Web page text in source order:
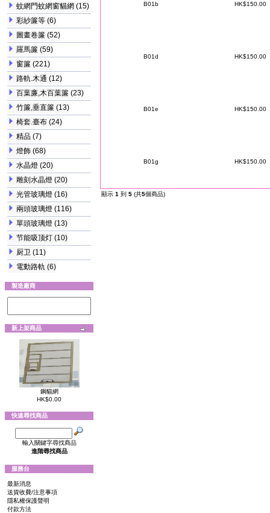
蚊網門蚊網窗貓網 (15)
彩紗簾等 (6)
圖畫卷簾 (52)
羅馬簾 (59)
窗簾 (221)
路軌.木通 (12)
百葉廉,木百葉簾 (23)
竹簾,垂直簾 (13)
椅套.臺布 (24)
精品 (7)
燈飾 (68)
水晶燈 (20)
雕刻水晶燈 (20)
光管玻璃燈 (16)
兩頭玻璃燈 (116)
單頭玻璃燈 (13)
节能吸顶灯 (10)
厨卫 (11)
電動路軌 (6)
製造廠商
新上架商品
鋼貓網
HK$0.00
快速尋找商品
輸入關鍵字尋找商品
進階尋找商品
服務台
最新消息
送貨收費/注意事項
隱私權保護聲明
付款方法
B01b HK$150.00
B01d HK$150.00
B01e HK$150.00
B01g HK$150.00
顯示 1 到 5 (共5個商品)